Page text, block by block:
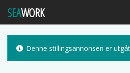
SEAWORK
Denne stillingsannonsen er